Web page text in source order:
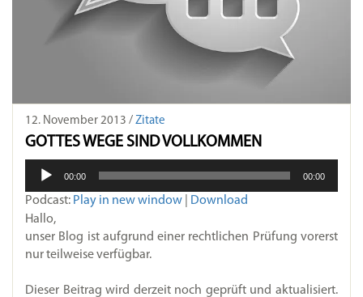
12. November 2013 / Zitate
GOTTES WEGE SIND VOLLKOMMEN
Audio-
Player
00:00 00:00
Podcast: Play in new window
Download
Hallo,
unser Blog ist aufgrund einer rechtlichen Prüfung vorerst
nur teilweise verfügbar.
Dieser Beitrag wird derzeit noch geprüft und aktualisiert.